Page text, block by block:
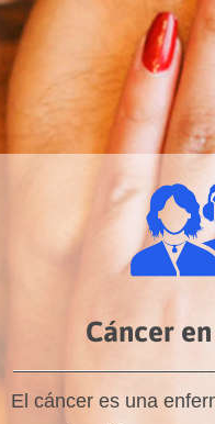
Cáncer
El cáncer es una